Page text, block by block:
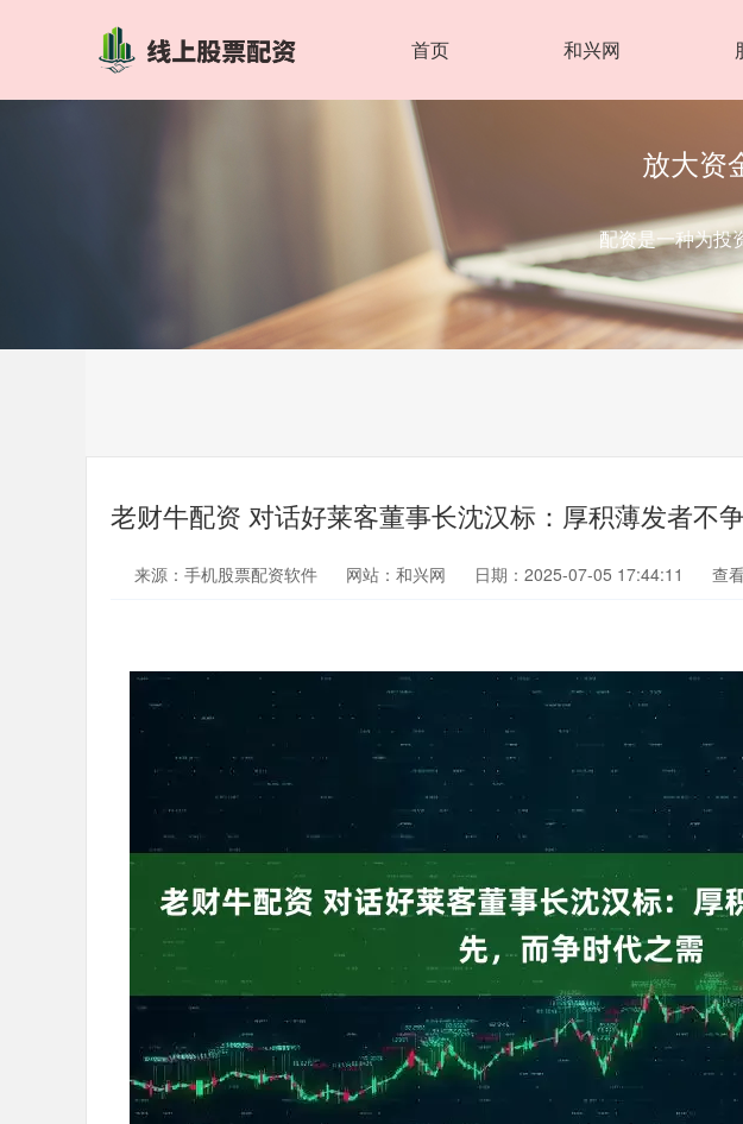
首页 和兴网
放大资
配资是一种为投
老财牛配资 对话好莱客董事长沈汉标：厚积薄发者不
来源：手机股票配资软件 网站：和兴网 日期：2025-07-05 17:44:11 查